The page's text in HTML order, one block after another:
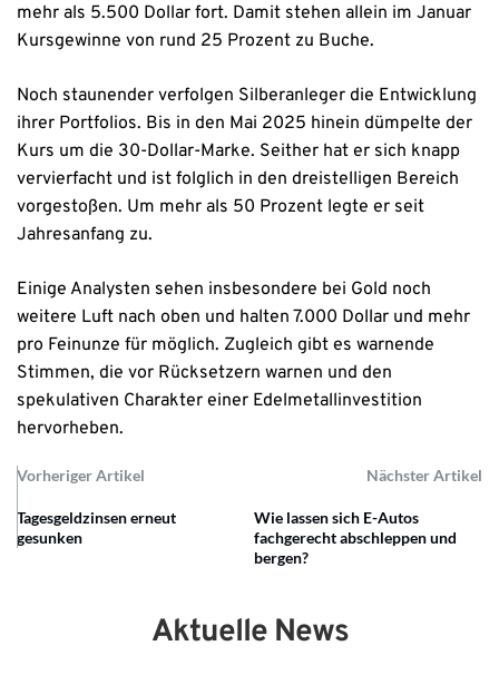
mehr als 5.500 Dollar fort. Damit stehen allein im Januar
Kursgewinne von rund 25 Prozent zu Buche.
Noch staunender verfolgen Silberanleger die Entwicklung
ihrer Portfolios. Bis in den Mai 2025 hinein dümpelte der
Kurs um die 30-Dollar-Marke. Seither hat er sich knapp
vervierfacht und ist folglich in den dreistelligen Bereich
vorgestoßen. Um mehr als 50 Prozent legte er seit
Jahresanfang zu.
Einige Analysten sehen insbesondere bei Gold noch
weitere Luft nach oben und halten 7.000 Dollar und mehr
pro Feinunze für möglich. Zugleich gibt es warnende
Stimmen, die vor Rücksetzern warnen und den
spekulativen Charakter einer Edelmetallinvestition
hervorheben.
Vorheriger Artikel Nächster Artikel
Tagesgeldzinsen erneut
gesunken
Wie lassen sich E-Autos
fachgerecht abschleppen und
bergen?
Aktuelle News